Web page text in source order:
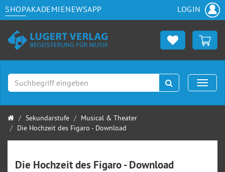
SHOPAKADEMIENEWSAPP LOGIN
Suchen
Startseite
Sekundarstufe
Musical & Theater
Die Hochzeit des Figaro - Download
Die Hochzeit des Figaro - Download